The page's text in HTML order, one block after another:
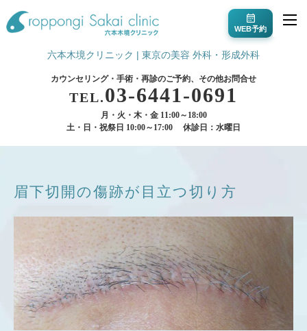
WEB予約
六本木境クリニック | 東京の美容 外科・形成外科
カウンセリング・手術・再診のご予約、その他お問合せ
TEL.03-6441-0691
月・火・木・金 11:00～18:00
土・日・祝祭日 10:00～17:00
休診日：水曜日
眉下切開の傷跡が目立つ切り方